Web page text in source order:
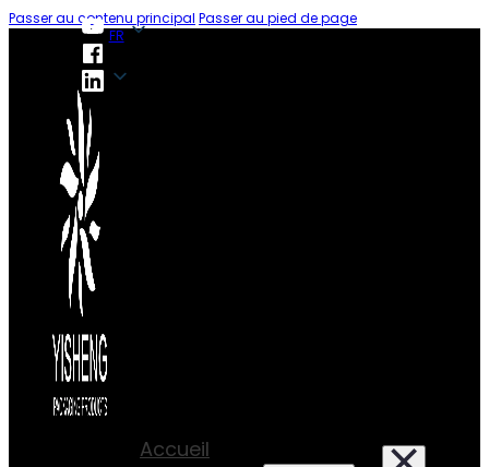
Passer au contenu principal Passer au pied de page
FR
Accueil